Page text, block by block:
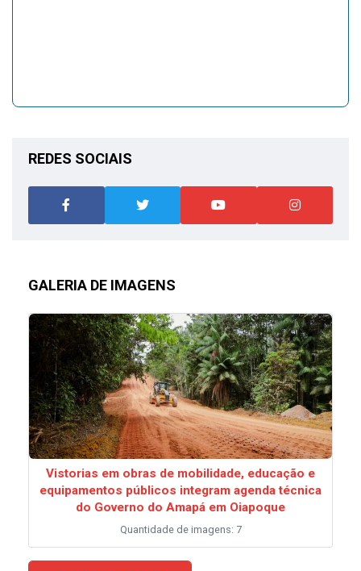
REDES SOCIAIS
GALERIA DE IMAGENS
Vistorias em obras de mobilidade, educação e
equipamentos públicos integram agenda técnica
do Governo do Amapá em Oiapoque
Quantidade de imagens: 7